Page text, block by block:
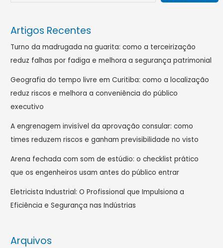
Artigos Recentes
Turno da madrugada na guarita: como a terceirização
reduz falhas por fadiga e melhora a segurança patrimonial
Geografia do tempo livre em Curitiba: como a localização
reduz riscos e melhora a conveniência do público
executivo
A engrenagem invisível da aprovação consular: como
times reduzem riscos e ganham previsibilidade no visto
Arena fechada com som de estúdio: o checklist prático
que os engenheiros usam antes do público entrar
Eletricista Industrial: O Profissional que Impulsiona a
Eficiência e Segurança nas Indústrias
Arquivos